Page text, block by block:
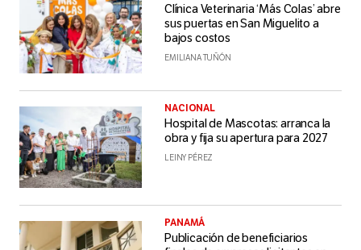
Clínica Veterinaria ‘Más Colas’ abre
sus puertas en San Miguelito a
bajos costos
EMILIANA TUÑÓN
NACIONAL
Hospital de Mascotas: arranca la
obra y fija su apertura para 2027
LEINY PÉREZ
PANAMÁ
Publicación de beneficiarios